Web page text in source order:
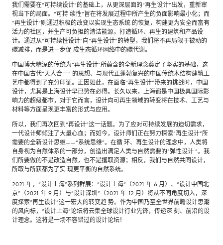
我们需要在“可持续设计”的基础上，从更深层面的“再生设计”出发，重新审
视当下的局面。“可持 续性”旨在将发展过程中所产生的负面影响最小化；而
“再生设计”则通过积极的改变以实现生态系统 的恢复，构建更为安全而富有
活力的社区，并生产可负担的清洁能源，打造循环、再生的建筑和产品设
计。通过从“可持续性设计”向“再生设计”的转型，我们将不再局限于被动的
碳减排，而是进一步促 成生态循环网络中的碳代谢。
中国博大精深的传统为“再生设计”所蕴含的全新理念奠定了坚实的基础，这
在中国古代“天人合一” 的思想、与现代正蓬勃复兴的中国传统木结构建筑工
艺中都得到了充分印证。正因如此，在面临“再生设计”带来的挑战时，中国
设计，尤其是上海设计早已势在必得。长久以来，上海都是中国极具国际影
响力的超级都市，对于它而言，设计向可再生领域的转变将在技术、工艺与
材料等方面呈现更丰富的形式与应用。
所以，我们再次回到“再设计”这一话题。为了应对可持续发展的迫切需求，
一代设计师倾注了大量心血；而如今，设计师们正在努力探索“再生设计”所
需要的全新设计思维——“系统思维”。在循 环、再生设计的理念中，人类将
自身视为自然体系的一部分，创造出满足人类与自然需要的“弹性设计 “。我
们所要做的不是改造自然，也不是攫取资源；相反，我们与自然共同设计，
所取与所获都为了实 现更平衡的自然系统。
2021 年，“设计上海”系列群展：“设计上海”（2021 年 6 月）、“设计中国北
京”（2021 年 9 月）与“设计深圳”（2021 年 12 月）将从不同角度切入，深
度探索“再生设计”这一宏大的转变趋 势。作为中国乃至全世界前瞻设计思潮
的风向标，“设计上海”论坛将云集全球设计行业先锋，传递深 刻、前沿的设
计理念。这将是一场不容错过的设计论坛！